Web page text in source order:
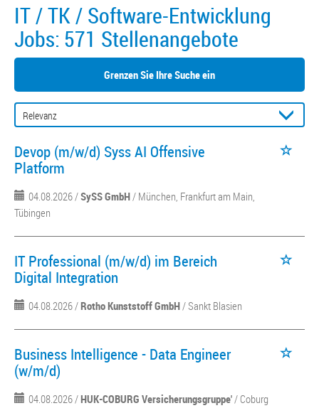
IT / TK / Software-Entwicklung
Jobs: 571 Stellenangebote
Grenzen Sie Ihre Suche ein
Devop (m/w/d) Syss AI Offensive
Platform
04.08.2026 /SySS GmbH/ München, Frankfurt am Main,
Tübingen
IT Professional (m/w/d) im Bereich
Digital Integration
04.08.2026 /Rotho Kunststoff GmbH/ Sankt Blasien
Business Intelligence - Data Engineer
(w/m/d)
04.08.2026 /HUK-COBURG Versicherungsgruppe'/ Coburg